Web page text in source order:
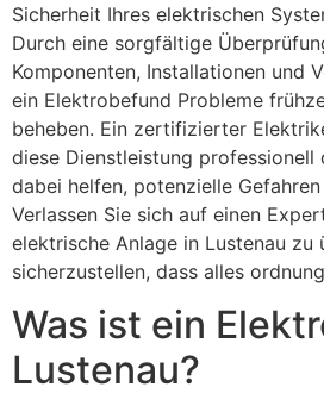
Sicherheit Ihres elektrischen
Durch eine sorgfältige
Komponenten, Installationen und
ein Elektrobefund Probleme
beheben. Ein zertifizierter
diese Dienstleistung professionell
dabei helfen, potenzielle
Verlassen Sie sich auf einen
elektrische Anlage in Lustenau zu
sicherzustellen, dass alles
Was ist ein
Lustenau?